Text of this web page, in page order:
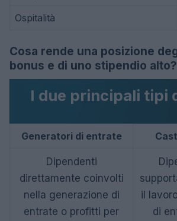
Ospitalità
Cosa rende una posizione
bonus e di uno stipendio alto?
I due principali tipi
Generatori di entrate
Dipendenti
direttamente coinvolti
nella generazione di
entrate o profitti per
il
di